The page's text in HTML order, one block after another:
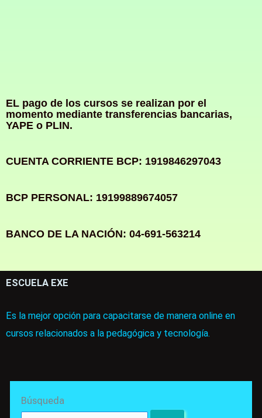
EL pago de los cursos se realizan por el
momento mediante transferencias bancarias,
YAPE o PLIN.
CUENTA CORRIENTE BCP: 1919846297043
BCP PERSONAL: 19199889674057
BANCO DE LA NACIÓN: 04-691-563214
ESCUELA EXE
Es la mejor opción para capacitarse de manera online en
cursos relacionados a la pedagógica y tecnología.
Búsqueda
for: